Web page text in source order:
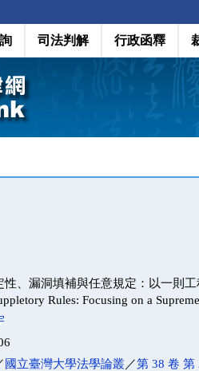
司法判解 行政函釋
性、漏洞填補與任意規定：以一則
Rules: Focusing on a
國立臺灣大學法學論叢／第 38 卷 第